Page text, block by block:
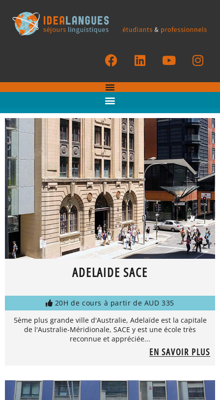
ADELAIDE SACE
20H de cours à partir de AUD 335
5ème plus grande ville d'Australie, Adelaïde est la capitale
de l'Australie-Méridionale, SACE y est une école très
reconnue et appréciée...
EN SAVOIR PLUS